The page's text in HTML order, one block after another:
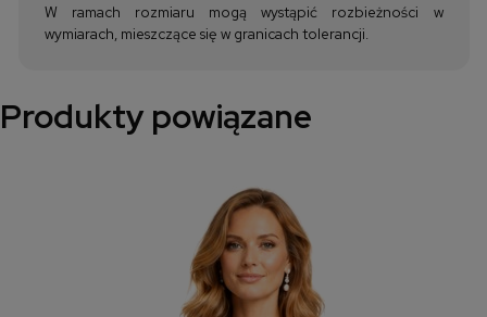
W ramach rozmiaru mogą wystąpić rozbieżności w
wymiarach, mieszczące się w granicach tolerancji.
Produkty powiązane